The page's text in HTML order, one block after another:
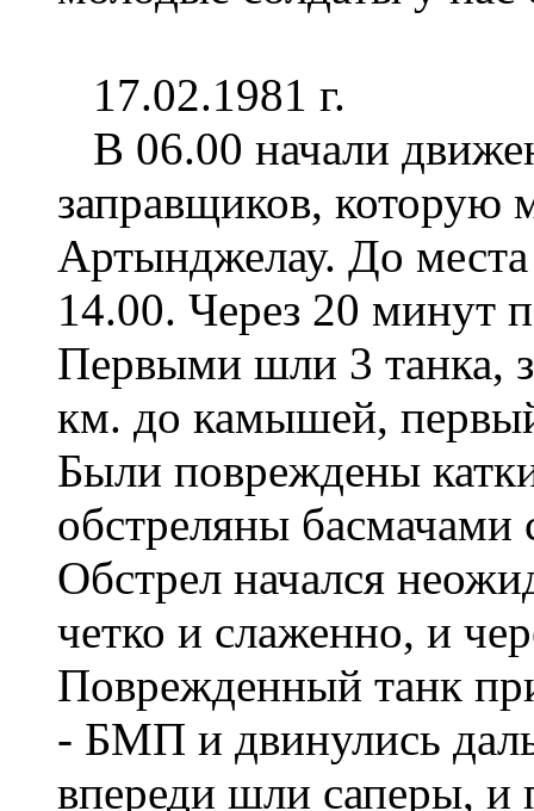
17.02.1981 г.
В 06.00 начали
заправщиков, которую
Артынджелау. До
14.00. Через 20 минут
Первыми шли 3 танка,
км. до камышей,
Были повреждены
обстреляны басмачами
Обстрел начался
четко и слаженно, и
Поврежденный танк
- БМП и двинулись
впереди шли саперы, и